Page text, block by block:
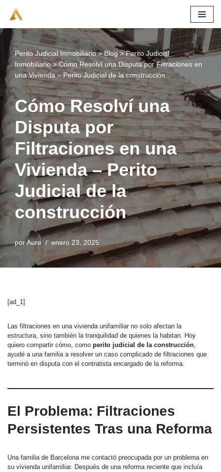
Saltar
al
contenido
Perito Judicial Inmobiliario>Blog >Perito Judicial
Inmobiliario>Cómo Resolví una Disputa por Filtraciones en
una Vivienda – Perito Judicial de la construcción
Cómo Resolví una
Disputa por
Filtraciones en una
Vivienda – Perito
Judicial de la
construcción
porAure enero 23, 2025
[ad_1]
Las filtraciones en una vivienda unifamiliar no solo afectan la
estructura, sino también la tranquilidad de quienes la habitan. Hoy
quiero compartir cómo, como perito judicial de la construcción,
ayudé a una familia a resolver un caso complicado de filtraciones que
terminó en disputa con el contratista encargado de la reforma.
El Problema: Filtraciones
Persistentes Tras una Reforma
Una familia de Barcelona me contactó preocupada por un problema en
su vivienda unifamiliar. Después de una reforma reciente que incluía